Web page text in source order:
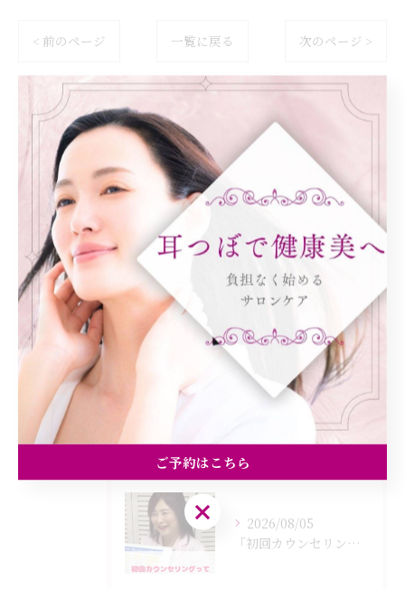
< 前のページ 一覧に戻る 次のページ >
カテゴリー Categories
全てのカテゴリー
ダイエット
健康
美容エステ
食欲
痩身
最近の投稿 Recent Posts
2026/08/05
「初回カウンセリングでは何をするの？」
ご予約はこちら
ご予約はこちら